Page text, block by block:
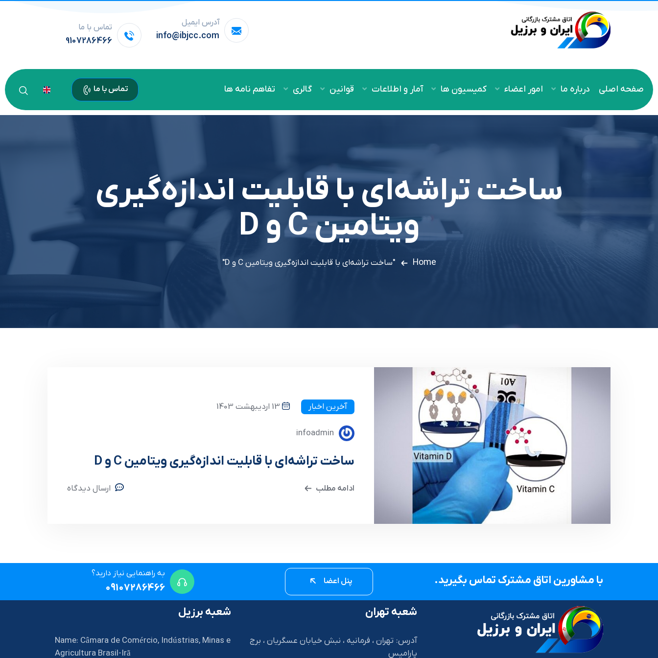
آدرس ایمیل
info@ibjcc.com
تماس با ما
9107286466
صفحه اصلی درباره ما امور اعضاء کمیسیون ها آمار و اطلاعات قوانین گالری تفاهم نامه ها تماس با ما
ساخت تراشه‌ای با قابلیت اندازه‌گیری
ویتامین C و D
Home "ساخت تراشه‌ای با قابلیت اندازه‌گیری ویتامین C و D"
آخرین اخبار 13 اردیبهشت 1403
infoadmin
ساخت تراشه‌ای با قابلیت اندازه‌گیری ویتامین C و D
ادامه مطلب ارسال دیدگاه
با مشاورین اتاق مشترک تماس بگیرید. پنل اعضا
به راهنمایی نیاز دارید؟
09107286466
شعبه تهران
آدرس: تهران ، فرمانیه ، نبش خیابان عسگریان ، برج
پارامیس
شعبه برزیل
Name: Câmara de Comércio, Indústrias, Minas e
Agricultura Brasil-Irã